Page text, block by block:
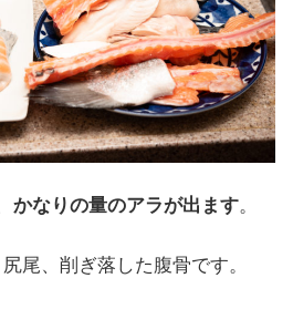
かなりの量のアラが出ます。
尾、削ぎ落した腹骨です。